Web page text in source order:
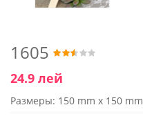
1605
24.9 лей
Размеры: 150 mm x 150 mm